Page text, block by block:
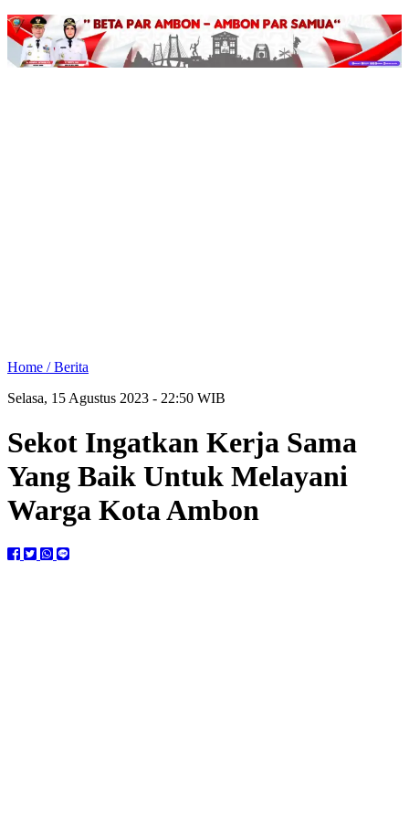
Home /Berita
Selasa, 15 Agustus 2023 - 22:50 WIB
Sekot Ingatkan Kerja Sama
Yang Baik Untuk Melayani
Warga Kota Ambon